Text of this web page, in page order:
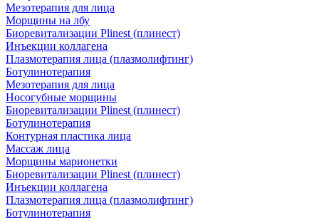
Мезотерапия для лица
Морщины на лбу
Биоревитализации Plinest (плинест)
Инъекции коллагена
Плазмотерапия лица (плазмолифтинг)
Ботулинотерапия
Мезотерапия для лица
Носогубные морщины
Биоревитализации Plinest (плинест)
Ботулинотерапия
Контурная пластика лица
Массаж лица
Морщины марионетки
Биоревитализации Plinest (плинест)
Инъекции коллагена
Плазмотерапия лица (плазмолифтинг)
Ботулинотерапия